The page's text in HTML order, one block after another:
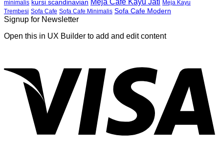
minimalis kursi scandinavian Meja Cafe Kayu Jati Meja Kayu
Trembesi Sofa Cafe Sofa Cafe Minimalis Sofa Cafe Modern
Signup for Newsletter
Open this in UX Builder to add and edit content